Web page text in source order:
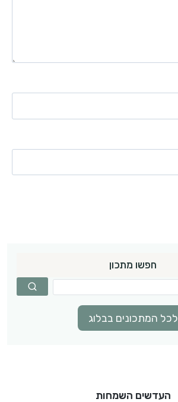
חפשו מתכון
לכל המתכונים בבלוג
העדשים השמחות